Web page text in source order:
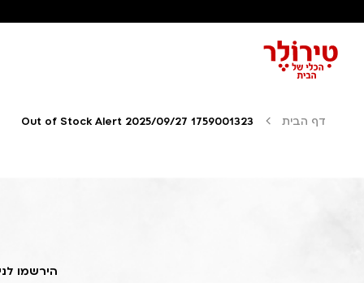
דף הבית Out of Stock Alert 2025/09/27 1759001323
הירשמו